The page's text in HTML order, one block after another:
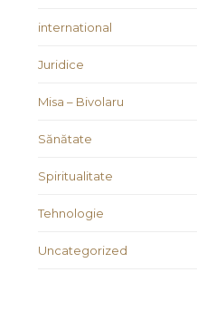
international
Juridice
Misa – Bivolaru
Sănătate
Spiritualitate
Tehnologie
Uncategorized